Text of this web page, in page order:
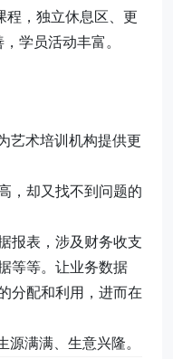
程，独立休息区、更
学员活动丰富。
艺术培训机构提供更
，却又找不到问题的
报表，涉及财务收支
等等。让业务数据
分配和利用，进而在
满满、生意兴隆。